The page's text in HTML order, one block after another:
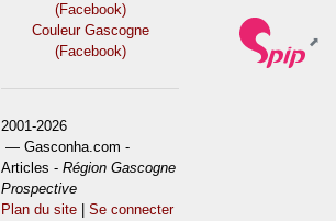
(Facebook)
Couleur Gascogne
(Facebook)
2001-2026
— Gasconha.com -
Articles -Région Gascogne
Prospective
Plan du site |Se connecter